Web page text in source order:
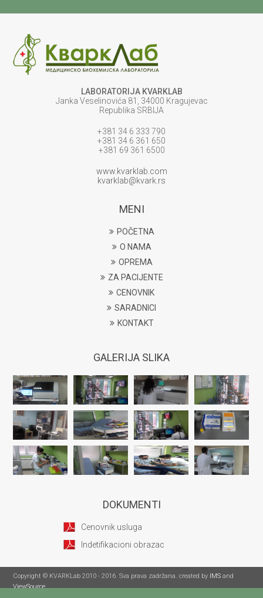
LABORATORIJA KVARKLAB
Janka Veselinovića 81, 34000 Kragujevac
Republika SRBIJA
+381 34 6 333 790
+381 34 6 361 650
+381 69 361 6500
www.kvarklab.com
kvarklab@kvark.rs
MENI
POČETNA
O NAMA
OPREMA
ZA PACIJENTE
CENOVNIK
SARADNICI
KONTAKT
GALERIJA SLIKA
DOKUMENTI
Cenovnik usluga
Indetifikacioni obrazac
Copyright © KVARKLab 2010 - 2016. Sva prava zadržana. created by IMS and
ViewSource